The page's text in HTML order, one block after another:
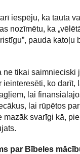
iespēju, ka tauta
nozīmētu, ka
pauda katoļu
ne tikai saimnieciski
ieinteresēti, ko darīt,
lai
lai rūpētos
mazāk svarīgi kā,
par Bībeles